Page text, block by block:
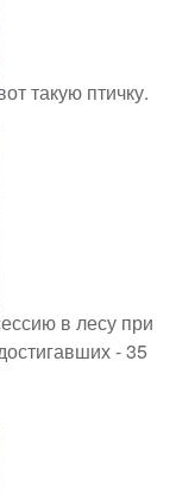
такую птичку.
в лесу при
- 35